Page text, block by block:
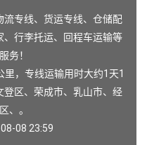
流专线、货运专线、仓储配
行李托运、回程车运输等
务！
，专线运输用时大约1天1
登区、 荣成市、 乳山市、 经
、。
08 23:59